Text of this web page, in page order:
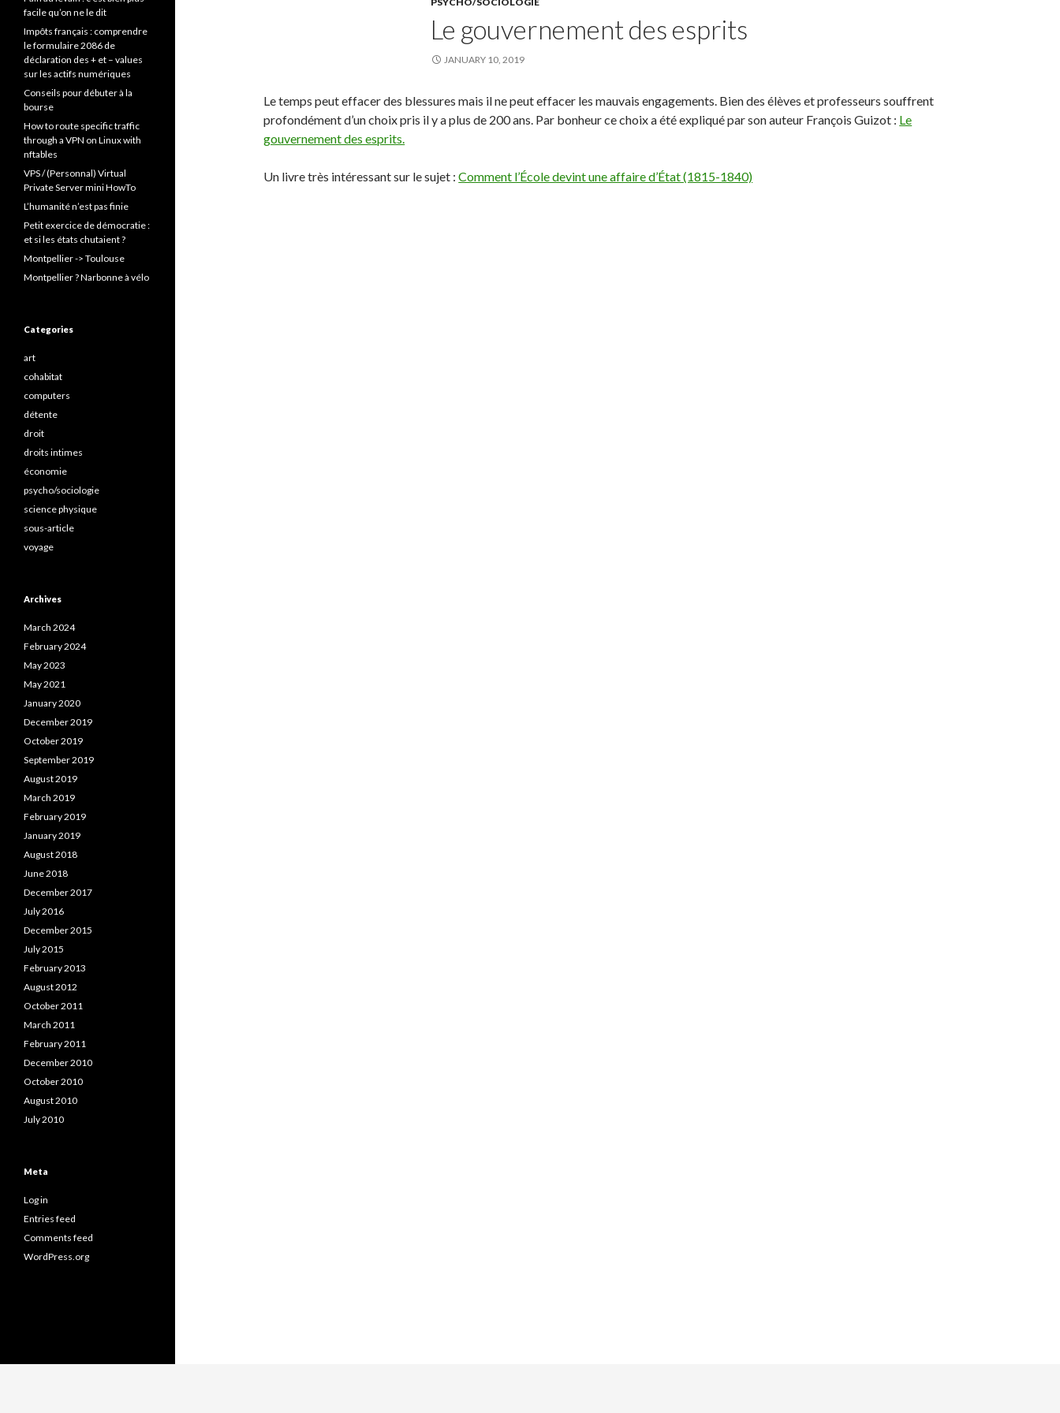
Le gouvernement des esprits
JANUARY 10, 2019
Le temps peut effacer des blessures mais il ne peut effacer les mauvais engagements. Bien des élèves et professeurs souffrent
profondément d’un choix pris il y a plus de 200 ans. Par bonheur ce choix a été expliqué par son auteur François Guizot : Le
gouvernement des esprits.
Un livre très intéressant sur le sujet :Comment l’École devint une affaire d’État (1815-1840)
:facile qu’on ne le dit
Impôts français : comprendre
le formulaire 2086 de
déclaration des + et – values
sur les actifs numériques
Conseils pour débuter à la
bourse
How to route specific traffic
through a VPN on Linux with
nftables
VPS / (Personnal) Virtual
Private Server mini HowTo
L’humanité n’est pas finie
Petit exercice de démocratie :
et si les états chutaient ?
Montpellier -> Toulouse
Montpellier ? Narbonne à vélo
Categories
art
cohabitat
computers
détente
droit
droits intimes
économie
psycho/sociologie
science physique
sous-article
voyage
Archives
March 2024
February 2024
May 2023
May 2021
January 2020
December 2019
October 2019
September 2019
August 2019
March 2019
February 2019
January 2019
August 2018
June 2018
December 2017
July 2016
December 2015
July 2015
February 2013
August 2012
October 2011
March 2011
February 2011
December 2010
October 2010
August 2010
July 2010
Meta
Log in
Entries feed
Comments feed
WordPress.org